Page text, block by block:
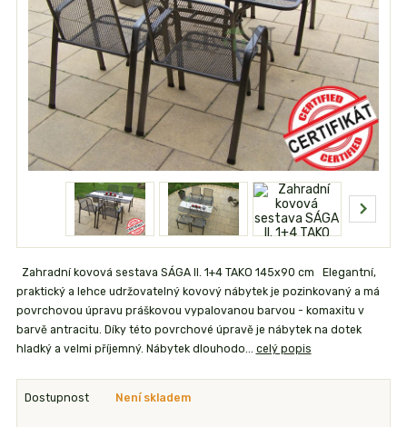
Zahradní kovová sestava SÁGA II. 1+4 TAKO 145x90 cm Elegantní,
praktický a lehce udržovatelný kovový nábytek je pozinkovaný a má
povrchovou úpravu práškovou vypalovanou barvou - komaxitu v
barvě antracitu. Díky této povrchové úpravě je nábytek na dotek
hladký a velmi příjemný. Nábytek dlouhodo... celý popis
Dostupnost Není skladem